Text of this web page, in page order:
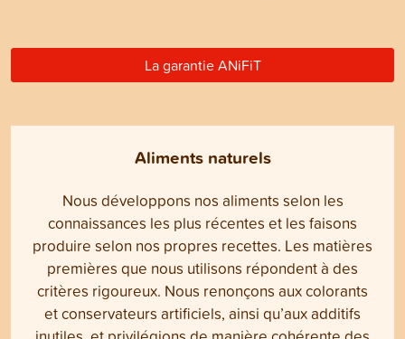
La garantie ANiFiT
Aliments naturels
Nous développons nos aliments selon les
connaissances les plus récentes et les faisons
produire selon nos propres recettes. Les matières
premières que nous utilisons répondent à des
critères rigoureux. Nous renonçons aux colorants
et conservateurs artificiels, ainsi qu’aux additifs